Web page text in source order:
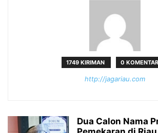
1749 KIRIMAN 0 KOMENTAR
http://jagariau.com
Dua Calon Nama